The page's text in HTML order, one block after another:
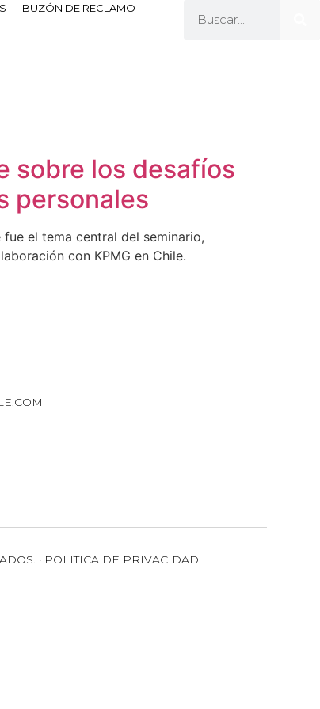
BUZÓN DE RECLAMO
sobre los desafíos
personales
el tema central del seminario,
con KPMG en Chile.
· POLITICA DE PRIVACIDAD